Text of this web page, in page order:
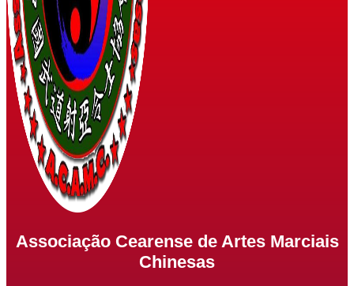
Associação Cearense de Artes Marciais
Chinesas